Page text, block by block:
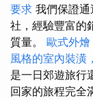
要求 我們保證
社，經驗豐富的
質量。 歐式外
風格的室內裝潢
是一日郊遊旅行
回家的旅程完全